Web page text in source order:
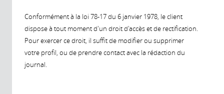
Conformément à la loi 78-17 du 6 janvier 1978, le client
dispose à tout moment d'un droit d'accès et de rectification.
Pour exercer ce droit, il suffit de modifier ou supprimer
votre profil, ou de prendre contact avec la rédaction du
journal.